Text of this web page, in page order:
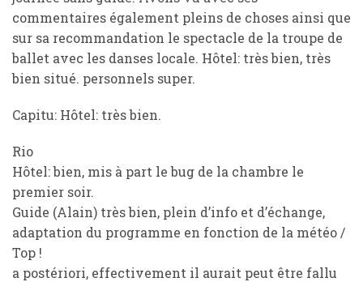
commentaires également pleins de choses ainsi que
sur sa recommandation le spectacle de la troupe de
ballet avec les danses locale. Hôtel: très bien, très
bien situé. personnels super.
Capitu: Hôtel: très bien.
Rio
Hôtel: bien, mis à part le bug de la chambre le
premier soir.
Guide (Alain) très bien, plein d’info et d’échange,
adaptation du programme en fonction de la météo /
Top !
a postériori, effectivement il aurait peut être fallu